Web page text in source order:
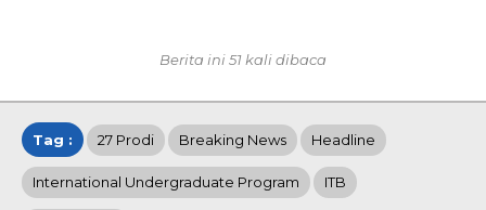
Berita ini 51 kali dibaca
Tag : 27 Prodi Breaking News Headline
International Undergraduate Program ITB